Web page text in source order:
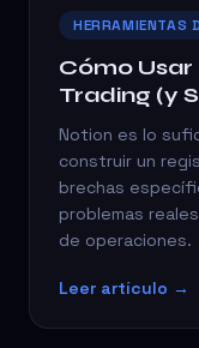
HERRAMIENTAS
Cómo
Trading (y
Notion es lo
construir un
brechas
problemas
de operaciones.
Leer artículo →